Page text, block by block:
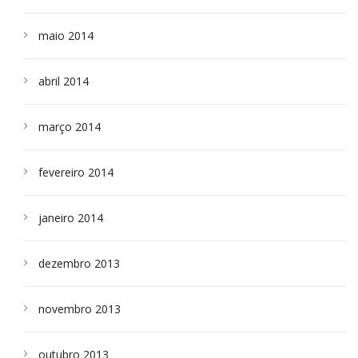
maio 2014
abril 2014
março 2014
fevereiro 2014
janeiro 2014
dezembro 2013
novembro 2013
outubro 2013